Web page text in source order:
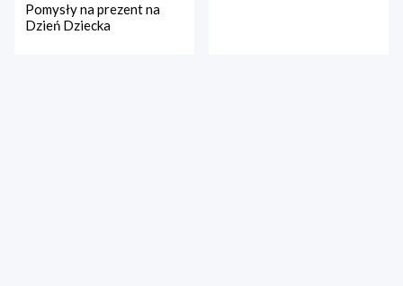
Pomysły na prezent na
Dzień Dziecka